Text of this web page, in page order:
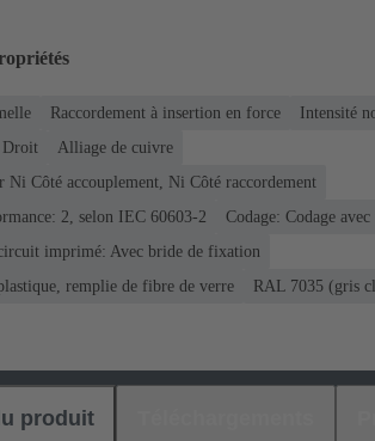
Raccordement à insertion en force
Intensité
Droit
Alliage de cuivre
Ni Côté accouplement, Ni Côté raccordement
2, selon IEC 60603-2
Codage: Codage
imprimé: Avec bride de fixation
remplie de fibre de verre
RAL 7035 (gris
produit